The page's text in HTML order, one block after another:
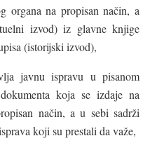
organa na propisan način, a
izvod) iz glavne knjige
(istorijski izvod),
javnu ispravu u pisanom
koja se izdaje na
način, a u sebi sadrži
koji su prestali da važe,